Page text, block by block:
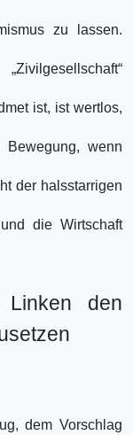
zu lassen.
ist, ist wertlos,
wenn
der halsstarrigen
die Wirtschaft
den
dem Vorschlag